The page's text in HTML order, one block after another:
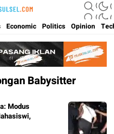
di Pojoksulsel.com
Economic Politics Opinion
Babysitter
Modus